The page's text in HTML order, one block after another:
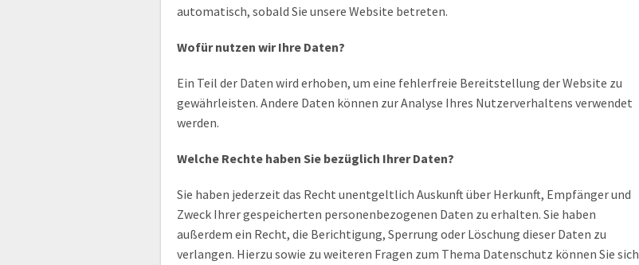
automatisch, sobald Sie unsere Website betreten.
Wofür nutzen wir Ihre Daten?
Ein Teil der Daten wird erhoben, um eine fehlerfreie Bereitstellung der Website zu
gewährleisten. Andere Daten können zur Analyse Ihres Nutzerverhaltens verwendet
werden.
Welche Rechte haben Sie bezüglich Ihrer Daten?
Sie haben jederzeit das Recht unentgeltlich Auskunft über Herkunft, Empfänger und
Zweck Ihrer gespeicherten personenbezogenen Daten zu erhalten. Sie haben
außerdem ein Recht, die Berichtigung, Sperrung oder Löschung dieser Daten zu
verlangen. Hierzu sowie zu weiteren Fragen zum Thema Datenschutz können Sie sich